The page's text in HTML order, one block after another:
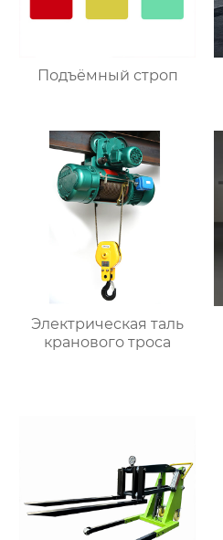
Подъёмный строп
Электрическая таль
кранового троса